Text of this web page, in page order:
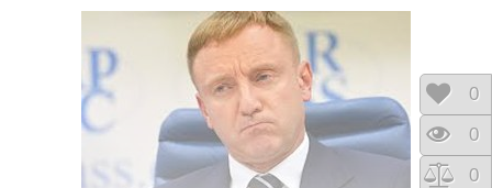
0
0
0